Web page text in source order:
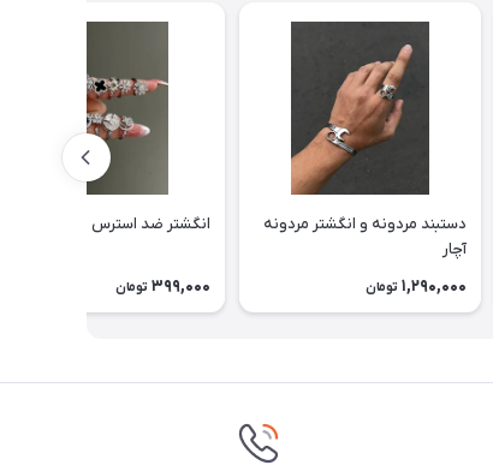
دستبند مردونه و انگشتر مردونه
آچار
1,290,000 تومان
انگشتر ضد استرس
399,000 تومان